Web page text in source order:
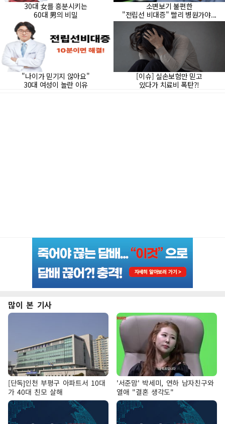
많이 본 기사
[단독]인천 부평구 아파트서 10대
가 40대 친모 살해
'서준맘' 박세미, 연하 남자친구와
열애 "결혼 생각도"